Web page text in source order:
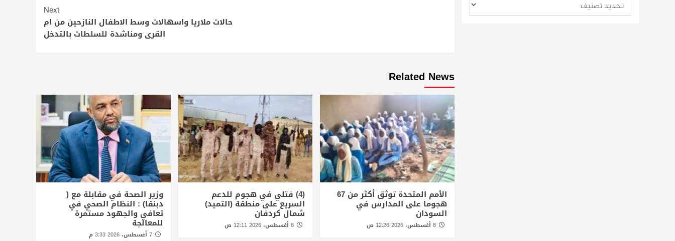
Next
حالات ملاريا واسهالات وسط الاطفال النازحين من ام
القرى ومناشدة للسلطات بالتدخل
Related News
الأمم المتحدة توثق أكثر من 67
هجوما على المدارس في
السودان
8 أغسطس، 2026 12:26 ص
(4) فتلي في هجوم للدعم
السريع على منطقة (التميد)
شمال كردفان
وزير الصحة في مقابلة مع (
دبنقا) : النظام الصحي في
تعافي والجهود مستمرة
للمعالجة
7 أغسطس، 2026 3:33 م